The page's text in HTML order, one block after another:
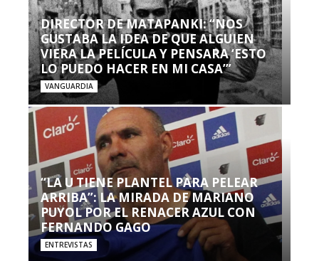
DIRECTOR DE MATAPANKI: “NOS
GUSTABA LA IDEA DE QUE ALGUIEN
VIERA LA PELÍCULA Y PENSARA ‘ESTO
LO PUEDO HACER EN MI CASA’”
VANGUARDIA
“LA U TIENE PLANTEL PARA PELEAR
ARRIBA”: LA MIRADA DE MARIANO
PUYOL POR EL RENACER AZUL CON
FERNANDO GAGO
ENTREVISTAS